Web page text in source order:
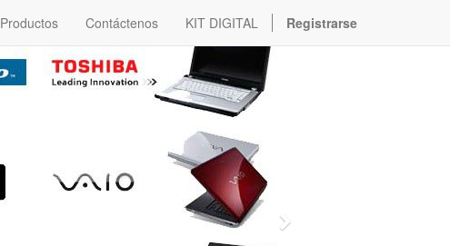
Productos Contáctenos KIT DIGITAL Registrarse